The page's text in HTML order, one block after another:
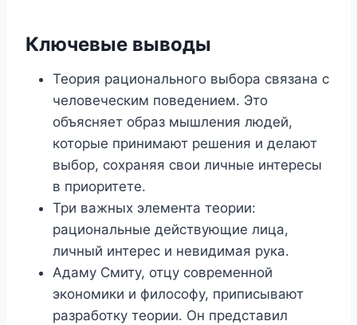
Ключевые выводы
Теория рационального выбора связана с
человеческим поведением. Это
объясняет образ мышления людей,
которые принимают решения и делают
выбор, сохраняя свои личные интересы
в приоритете.
Три важных элемента теории:
рациональные действующие лица,
личный интерес и невидимая рука.
Адаму Смиту, отцу современной
экономики и философу, приписывают
разработку теории. Он представил